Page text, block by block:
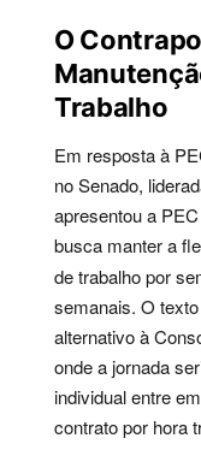
O
Trabalho
Em resposta à
no Senado,
apresentou a
busca manter a
de trabalho por
semanais. O
alternativo à
onde a jornada
individual entre
contrato por hora